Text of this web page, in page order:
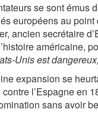
se sont émus
européens au
ancien secrétaire
américaine,
Unis est
expansion se
l’Espagne en
sans avoir